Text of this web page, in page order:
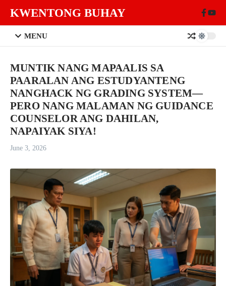
KWENTONG BUHAY
MENU
MUNTIK NANG MAPAALIS SA
PAARALAN ANG ESTUDYANTENG
NANGHACK NG GRADING SYSTEM—
PERO NANG MALAMAN NG GUIDANCE
COUNSELOR ANG DAHILAN,
NAPAIYAK SIYA!
June 3, 2026